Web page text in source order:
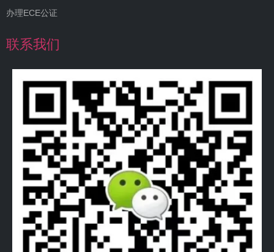
办理ECE公证
联系我们